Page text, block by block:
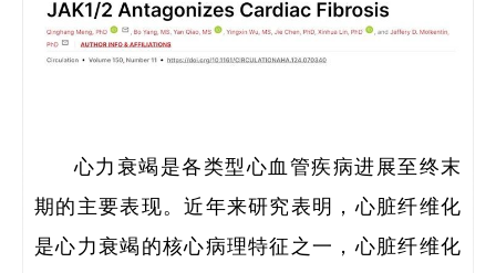
心力衰竭是各类型心血管疾病进展至终末
期的主要表现。近年来研究表明，心脏纤维化
是心力衰竭的核心病理特征之一，心脏纤维化